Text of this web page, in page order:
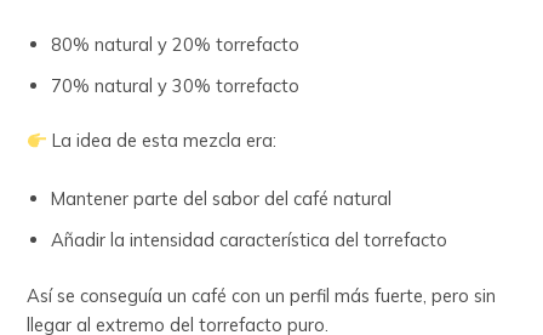
80% natural y 20% torrefacto
70% natural y 30% torrefacto
La idea de esta mezcla era:
Mantener parte del sabor del café natural
Añadir la intensidad característica del torrefacto
Así se conseguía un café con un perfil más fuerte, pero sin
llegar al extremo del torrefacto puro.